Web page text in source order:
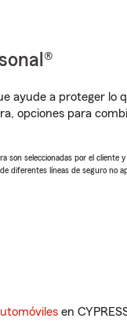
ayude a proteger lo
opciones para
seleccionadas por el cliente
diferentes líneas de seguro no
en